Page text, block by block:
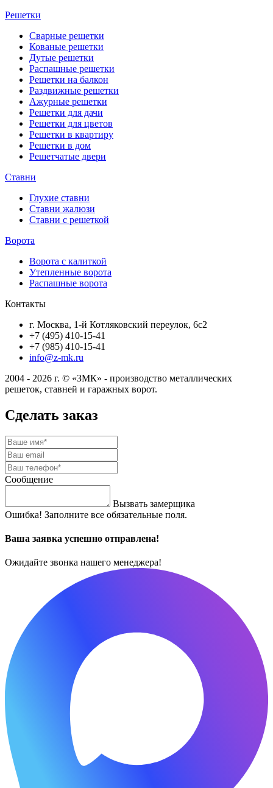
Решетки
Сварные решетки
Кованые решетки
Дутые решетки
Распашные решетки
Решетки на балкон
Раздвижные решетки
Ажурные решетки
Решетки для дачи
Решетки для цветов
Решетки в квартиру
Решетки в дом
Решетчатые двери
Ставни
Глухие ставни
Ставни жалюзи
Ставни с решеткой
Ворота
Ворота с калиткой
Утепленные ворота
Распашные ворота
Контакты
г. Москва, 1-й Котляковский переулок, 6с2
+7 (495) 410-15-41
+7 (985) 410-15-41
info@z-mk.ru
2004 - 2026 г. © «ЗМК» - производство металлических
решеток, ставней и гаражных ворот.
Сделать заказ
Сообщение
Вызвать замерщика
Ошибка! Заполните все обязательные поля.
Ваша заявка успешно отправлена!
Ожидайте звонка нашего менеджера!